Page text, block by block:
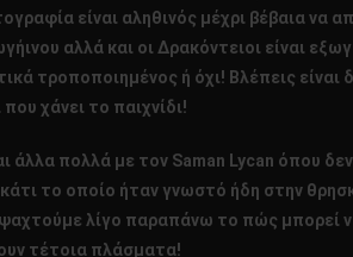
είναι αληθινός μέχρι βέβαια να
αλλά και οι Δρακόντειοι είναι
τροποποιημένος ή όχι! Βλέπεις
που χάνει το παιχνίδι!
άλλα πολλά με τον Saman Lycan όπου
το οποίο ήταν γνωστό ήδη στην
λίγο παραπάνω το πώς μπορεί
τέτοια πλάσματα!